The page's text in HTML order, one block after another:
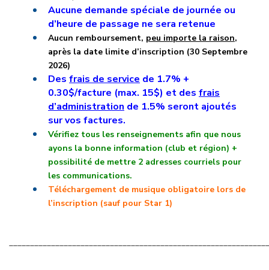
Aucune demande spéciale de journée ou
d’heure de passage ne sera retenue
Aucun remboursement, peu importe la raison,
après la date limite d’inscription (30 Septembre
2026)
Des frais de service de 1.7% +
0.30$/facture (max. 15$) et des frais
d’administration de 1.5% seront ajoutés
sur vos factures.
Vérifiez tous les renseignements afin que nous
ayons la bonne information (club et région) +
possibilité de mettre 2 adresses courriels pour
les communications.
Téléchargement de musique obligatoire lors de
l’inscription (sauf pour Star 1)